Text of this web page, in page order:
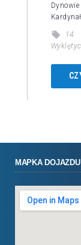
14.
MAPKA